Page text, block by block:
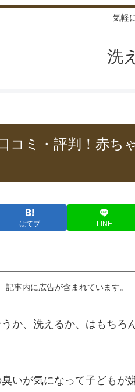
気軽
洗
コミ・評判！赤ち
はてブ LINE
記事内に広告が含まれています。
か、洗えるか、はもちろ
いが気になって子どもが